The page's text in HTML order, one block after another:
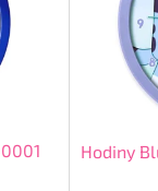
Hodiny